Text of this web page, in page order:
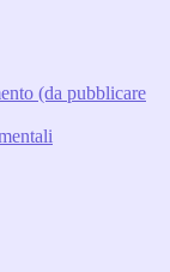
(da pubblicare